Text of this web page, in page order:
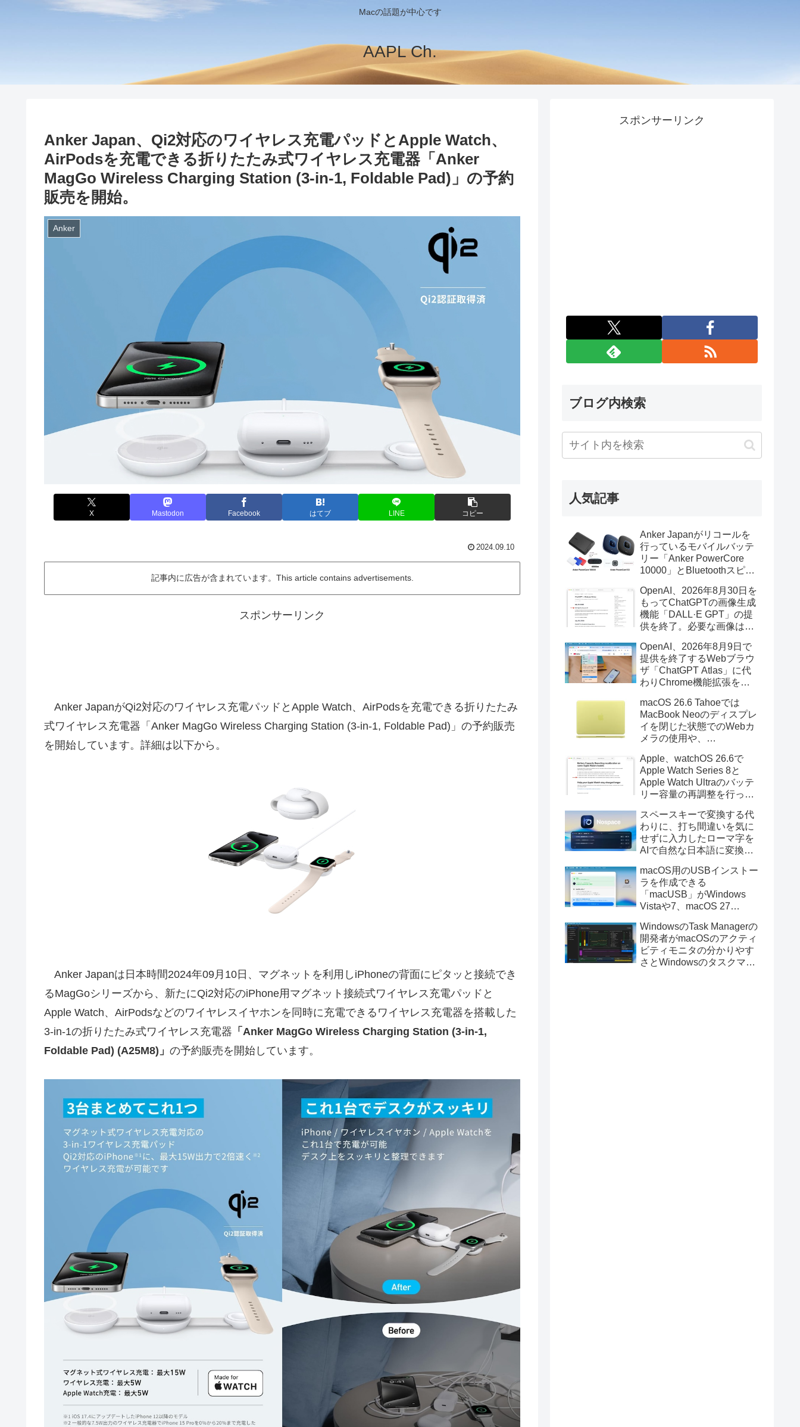
Macの話題が中心です
AAPL Ch.
Anker Japan、Qi2対応のワイヤレス充電パッドとApple Watch、
AirPodsを充電できる折りたたみ式ワイヤレス充電器「Anker
MagGo Wireless Charging Station (3-in-1, Foldable Pad)」の予約
販売を開始。
Anker
X Mastodon Facebook はてブ LINE コピー
2024.09.10
記事内に広告が含まれています。This article contains advertisements.
スポンサーリンク
Anker JapanがQi2対応のワイヤレス充電パッドとApple Watch、AirPodsを充電できる折りたたみ
式ワイヤレス充電器「Anker MagGo Wireless Charging Station (3-in-1, Foldable Pad)」の予約販売
を開始しています。詳細は以下から。
Anker Japanは日本時間2024年09月10日、マグネットを利用しiPhoneの背面にピタッと接続でき
るMagGoシリーズから、新たにQi2対応のiPhone用マグネット接続式ワイヤレス充電パッドと
Apple Watch、AirPodsなどのワイヤレスイヤホンを同時に充電できるワイヤレス充電器を搭載した
3-in-1の折りたたみ式ワイヤレス充電器 「Anker MagGo Wireless Charging Station (3-in-1,
Foldable Pad) (A25M8)」 の予約販売を開始しています。
スポンサーリンク
ブログ内検索
人気記事
Anker Japanがリコールを
行っているモバイルバッテ
リー「Anker PowerCore
10000」とBluetoothスピー
辺を焼損する火災が6月に3
件発生していたそうなので
注意を。
OpenAI、2026年8月30日を
もってChatGPTの画像生成
機能「DALL·E GPT」の提
供を終了。必要な画像は期
OpenAI、2026年8月9日で
提供を終了するWebブラウ
ザ「ChatGPT Atlas」に代
わりChrome機能拡張をア
画の質問やAsk ChatGPT機
能を追加。
macOS 26.6 Tahoeでは
MacBook Neoのディスプレ
イを閉じた状態でのWebカ
メラの使用や、
利用しMacBook Neoを復元
する際の安定性が向上。
Apple、watchOS 26.6で
Apple Watch Series 8と
Apple Watch Ultraのバッテ
リー容量の再調整を行った
スペースキーで変換する代
わりに、打ち間違いを気に
せずに入力したローマ字を
AIで自然な日本語に変換し
力アプリ「Nospace」がリ
リース。
macOS用のUSBインストー
ラを作成できる
「macUSB」がWindows
Vistaや7、macOS 27
トーラの作成に対応。
WindowsのTask Managerの
開発者がmacOSのアクティ
ビティモニタの分かりやす
さとWindowsのタスクマネ